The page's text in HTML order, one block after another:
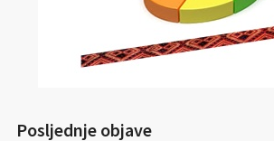
Posljednje objave